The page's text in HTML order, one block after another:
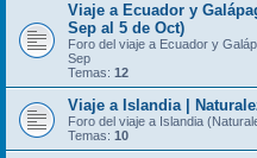
Viaje a Ecuador y
Sep al 5 de Oct)
Foro del viaje a Ecuador y
Sep
Temas: 12
Viaje a Islandia |
Foro del viaje a Islandia
Temas: 10